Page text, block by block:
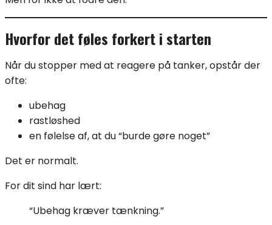
Hvorfor det føles forkert i starten
Når du stopper med at reagere på tanker, opstår der
ofte:
ubehag
rastløshed
en følelse af, at du “burde gøre noget”
Det er normalt.
For dit sind har lært:
“Ubehag kræver tænkning.”